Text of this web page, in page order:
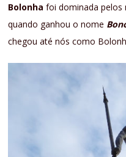
Bolonha foi dominada pelos
quando ganhou o nome
chegou até nós como